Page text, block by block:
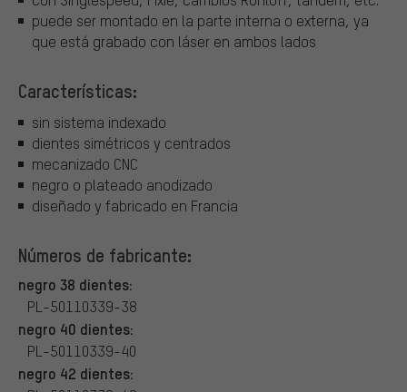
puede ser montado en la parte interna o externa, ya
que está grabado con láser en ambos lados
Características:
sin sistema indexado
dientes simétricos y centrados
mecanizado CNC
negro o plateado anodizado
diseñado y fabricado en Francia
Números de fabricante:
negro 38 dientes:
PL-50110339-38
negro 40 dientes:
PL-50110339-40
negro 42 dientes: